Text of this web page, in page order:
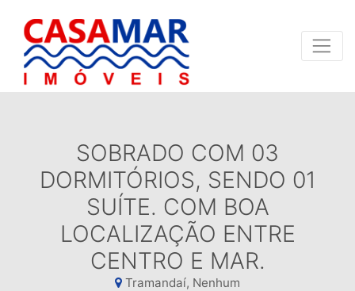
SOBRADO COM 03
DORMITÓRIOS, SENDO 01
SUÍTE. COM BOA
LOCALIZAÇÃO ENTRE
CENTRO E MAR.
Tramandaí, Nenhum